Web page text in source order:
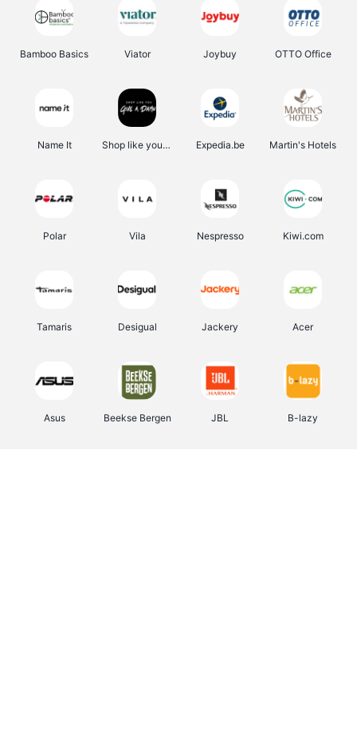
Bamboo Basics Viator Joybuy OTTO Office
Name It Shop like you Give A Damn Expedia.be Martin's Hotels
Polar Vila Nespresso Kiwi.com
Tamaris Desigual Jackery Acer
Asus Beekse Bergen JBL B-lazy